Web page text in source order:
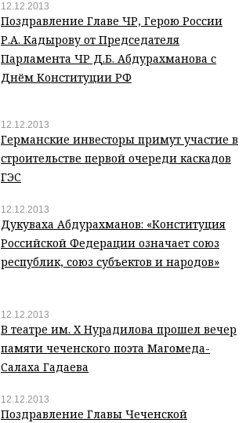
12.12.2013
Поздравление Главе ЧР, Герою России
Р.А. Кадырову от Председателя
Парламента ЧР Д.Б. Абдурахманова с
Днём Конституции РФ
12.12.2013
Германские инвесторы примут участие в
строительстве первой очереди каскадов
ГЭС
12.12.2013
Дукуваха Абдурахманов: «Конституция
Российской Федерации означает союз
республик, союз субъектов и народов»
12.12.2013
В театре им. Х Нурадилова прошел вечер
памяти чеченского поэта Магомеда-
Салаха Гадаева
12.12.2013
Поздравление Главы Чеченской